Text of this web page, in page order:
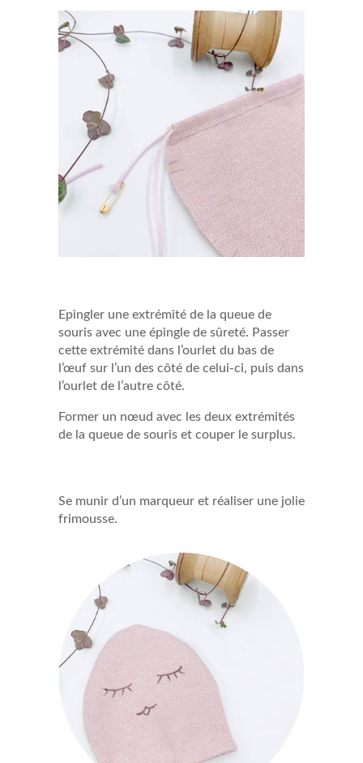
Epingler une extrémité de la queue de
souris avec une épingle de sûreté. Passer
cette extrémité dans l’ourlet du bas de
l’œuf sur l’un des côté de celui-ci, puis dans
l’ourlet de l’autre côté.
Former un nœud avec les deux extrémités
de la queue de souris et couper le surplus.
Se munir d’un marqueur et réaliser une jolie
frimousse.